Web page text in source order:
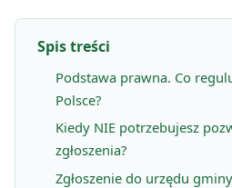
Spis treści
Podstawa prawna. Co
Polsce?
Kiedy NIE potrzebujesz
zgłoszenia?
Zgłoszenie do urzędu